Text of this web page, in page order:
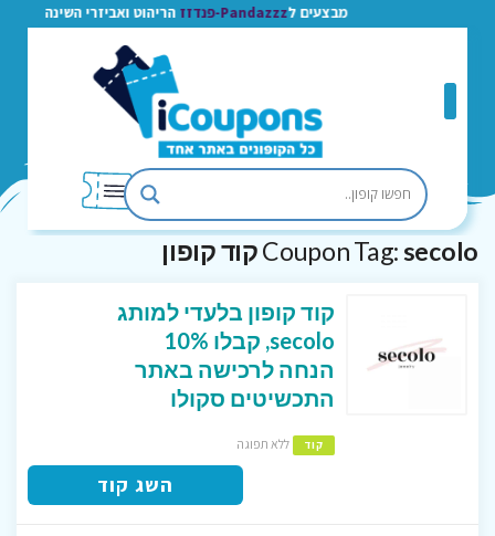
מבצעים ל Pandazzz-פנדזז הריהוט ואביזרי השינה
Coupon Tag:secolo קוד קופון
קוד קופון בלעדי למותג
secolo, קבלו 10%
הנחה לרכישה באתר
התכשיטים סקולו
קוד ללא תפוגה
השג קוד